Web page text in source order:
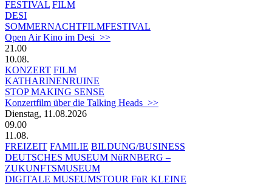
FESTIVAL FILM
DESI
SOMMERNACHTFILMFESTIVAL
Open Air Kino im Desi >>
21.00
10.08.
KONZERT FILM
KATHARINENRUINE
STOP MAKING SENSE
Konzertfilm über die Talking Heads >>
Dienstag, 11.08.2026
09.00
11.08.
FREIZEIT FAMILIE BILDUNG/BUSINESS
DEUTSCHES MUSEUM NüRNBERG –
ZUKUNFTSMUSEUM
DIGITALE MUSEUMSTOUR FüR KLEINE